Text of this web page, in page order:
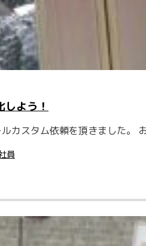
よう！
カスタム依頼を頂きました。
員